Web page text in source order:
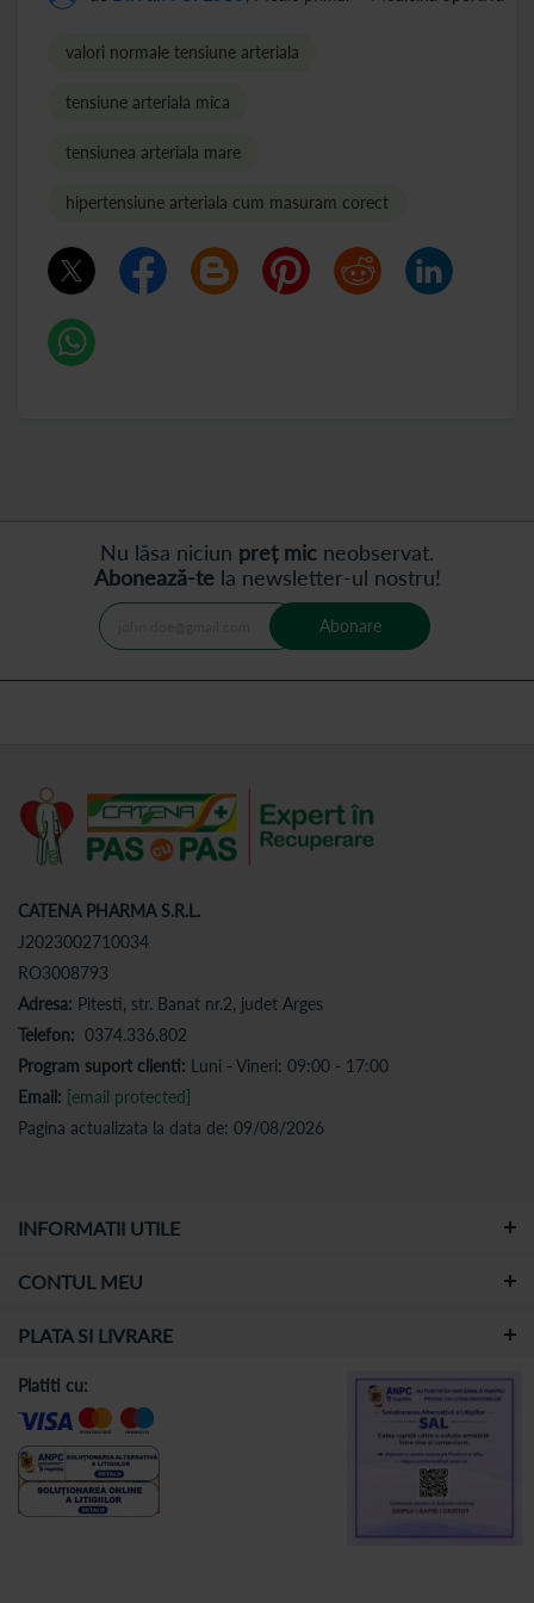
valori normale tensiune arteriala
tensiune arteriala mica
tensiunea arteriala mare
hipertensiune arteriala cum masuram corect
Nu lăsa niciun preț mic neobservat.
Abonează-tela newsletter-ul nostru!
Abonare
CATENA PHARMA S.R.L.
J2023002710034
RO3008793
Adresa: Pitesti, str. Banat nr.2, judet Arges
Telefon: 0374.336.802
Program suport clienti: Luni - Vineri: 09:00 - 17:00
Email: [email protected]
Pagina actualizata la data de: 09/08/2026
INFORMATII UTILE
CONTUL MEU
PLATA SI LIVRARE
Platiti cu: